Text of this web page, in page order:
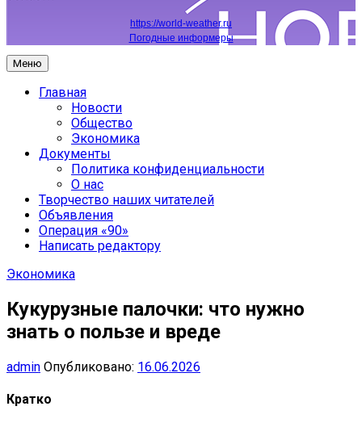
https://world-weather.ru
Погодные информеры
Меню
Главная
Новости
Общество
Экономика
Документы
Политика конфиденциальности
О нас
Творчество наших читателей
Объявления
Операция «90»
Написать редактору
Экономика
Кукурузные палочки: что нужно
знать о пользе и вреде
admin Опубликовано: 16.06.2026
Кратко